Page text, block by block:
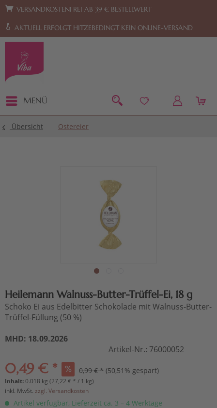
Zur Hauptnavigation springen Zum Footer springen
VERSANDKOSTENFREI AB 39 € BESTELLWERT
AKTUELL ERFOLGT HITZEBEDINGT KEIN ONLINE-VERSAND
MENÜ
Übersicht Ostereier
Heilemann Walnuss-Butter-Trüffel-Ei, 18 g
Schoko Ei aus Edelbitter Schokolade mit Walnuss-Butter-
Trüffel-Füllung (50 %)
MHD: 18.09.2026
Artikel-Nr.: 76000052
0,49 € * 0,99 € * (50,51% gespart)
Inhalt:0.018 kg (27,22 € * / 1 kg)
inkl. MwSt. zzgl. Versandkosten
Artikel verfügbar, Lieferzeit ca. 3 – 4 Werktage